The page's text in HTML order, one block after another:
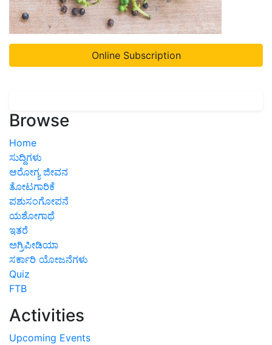
Online Subscription
Browse
Home
ಸುದ್ದಿಗಳು
ಆರೋಗ್ಯ ಜೀವನ
ತೋಟಗಾರಿಕೆ
ಪಶುಸಂಗೋಪನೆ
ಯಶೋಗಾಥೆ
ಇತರೆ
ಅಗ್ರಿಪೀಡಿಯಾ
ಸರ್ಕಾರಿ ಯೋಜನೆಗಳು
Quiz
FTB
Activities
Upcoming Events